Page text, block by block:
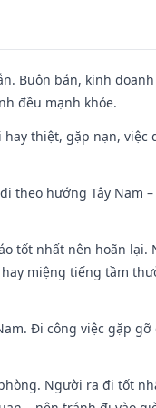
Buôn bán, kinh
đều mạnh khỏe.
thiệt, gặp nạn,
theo hướng Tây Nam
tốt nhất nên hoãn lại.
miệng tiếng tầm
Đi công việc gặp
Người ra đi tốt